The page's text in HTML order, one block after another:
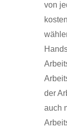
von
der
auch